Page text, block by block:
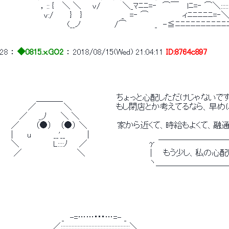
，:: { 　＼ ＼　　v/　　 　 ＼_ﾏﾆﾆ=‐　⌒￣ 　lﾆ=‐ ⌒＼:::::
v:/　 　 } 　}　　　　　　　_　=‐ ⌒　　　　　　ィﾆﾆﾆﾆﾆ=‐＼
(__ノ　　　　　　/⌒　　　　　_　-≦ﾆﾆﾆﾆﾆﾆﾆﾆﾆﾆ
28 ： ◆0815.x.GO2 ： 2018/08/15(Wed) 21:04:11 ID:8764c897
＿＿＿_　　　　　　　　　 ちょっと心配しただけじゃないで
／　　 　 　＼　　　　　　 　 もし閉店とか考えてるなら、早め
／　　_,ﾉ　　 ＼ ＼
／ 　　 （●） 　（●） ＼　　 　 　 家から近くて、時給もよくて、
|　 　u　　　　__'__ 　　　 |
＼　　　　　　L::::ﾉ　　／　 　 　 　 　 　　 　γ ￣￣￣￣￣￣￣
／　　　　 　 　 　 　＼　　　　　　　　　　　｜　 もう少し、私の
ヽ＿＿＿＿＿＿＿＿＿＿＿＿＿＿
_　-=……･･･…=- _
／:::::::::::::::::::::::::::::::::::::::::::::＼